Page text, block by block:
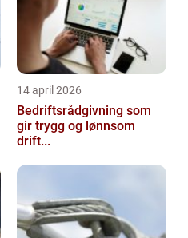
14 april 2026
Bedriftsrådgivning som
gir trygg og lønnsom
drift...